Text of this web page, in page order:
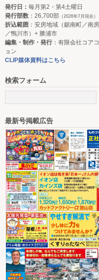
発行日： 毎月第2・第4土曜日
発行部数 ：26,700部 （2026年7月現在）
折込範囲 ：安房地域（鋸南町／南
／鴨川市）+ 勝浦市
編集・制作・発行：有限会社コア
ョン
CLIP媒体資料はこちら
検索フォーム
最新号掲載広告